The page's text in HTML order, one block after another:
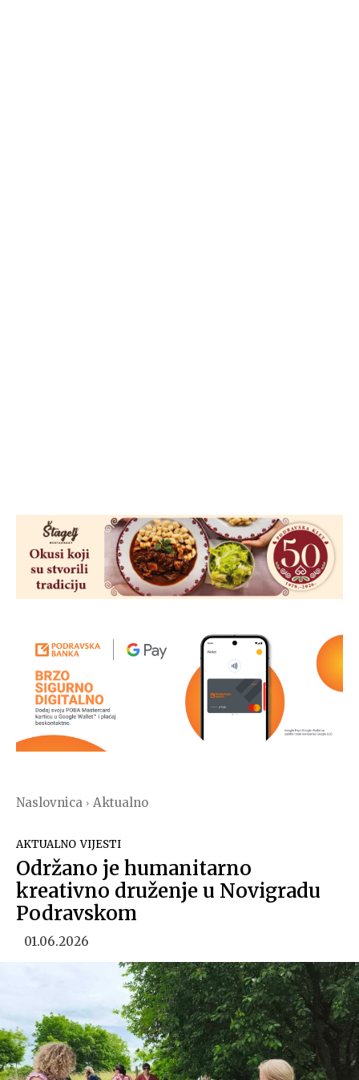
Naslovnica Aktualno
AKTUALNO VIJESTI
Održano je humanitarno
kreativno druženje u Novigradu
Podravskom
01.06.2026